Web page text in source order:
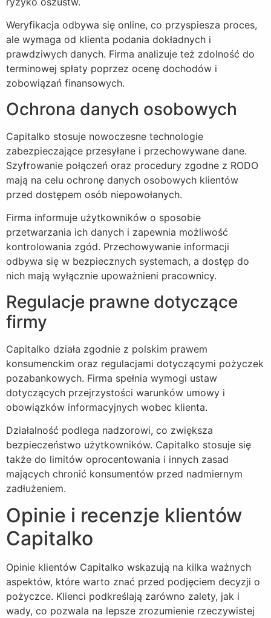
Weryfikacja odbywa się online, co przyspiesza proces,
ale wymaga od klienta podania dokładnych i
prawdziwych danych. Firma analizuje też zdolność do
terminowej spłaty poprzez ocenę dochodów i
zobowiązań finansowych.
Ochrona danych osobowych
Capitalko stosuje nowoczesne technologie
zabezpieczające przesyłane i przechowywane dane.
Szyfrowanie połączeń oraz procedury zgodne z RODO
mają na celu ochronę danych osobowych klientów
przed dostępem osób niepowołanych.
Firma informuje użytkowników o sposobie
przetwarzania ich danych i zapewnia możliwość
kontrolowania zgód. Przechowywanie informacji
odbywa się w bezpiecznych systemach, a dostęp do
nich mają wyłącznie upoważnieni pracownicy.
Regulacje prawne dotyczące
firmy
Capitalko działa zgodnie z polskim prawem
konsumenckim oraz regulacjami dotyczącymi pożyczek
pozabankowych. Firma spełnia wymogi ustaw
dotyczących przejrzystości warunków umowy i
obowiązków informacyjnych wobec klienta.
Działalność podlega nadzorowi, co zwiększa
bezpieczeństwo użytkowników. Capitalko stosuje się
także do limitów oprocentowania i innych zasad
mających chronić konsumentów przed nadmiernym
zadłużeniem.
Opinie i recenzje klientów
Capitalko
Opinie klientów Capitalko wskazują na kilka ważnych
aspektów, które warto znać przed podjęciem decyzji o
pożyczce. Klienci podkreślają zarówno zalety, jak i
wady, co pozwala na lepsze zrozumienie rzeczywistej